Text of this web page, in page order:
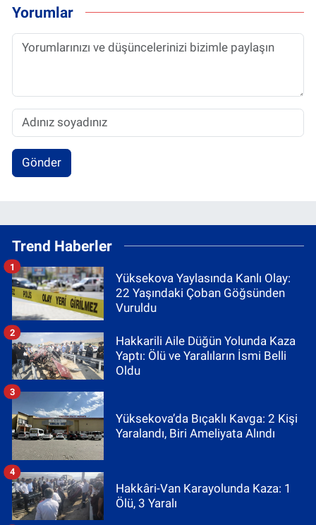
Yorumlar
Gönder
Trend Haberler
Yüksekova Yaylasında Kanlı Olay:
22 Yaşındaki Çoban Göğsünden
Vuruldu
1
Hakkarili Aile Düğün Yolunda Kaza
Yaptı: Ölü ve Yaralıların İsmi Belli
Oldu
2
Yüksekova’da Bıçaklı Kavga: 2 Kişi
Yaralandı, Biri Ameliyata Alındı
3
Hakkâri-Van Karayolunda Kaza: 1
Ölü, 3 Yaralı
4